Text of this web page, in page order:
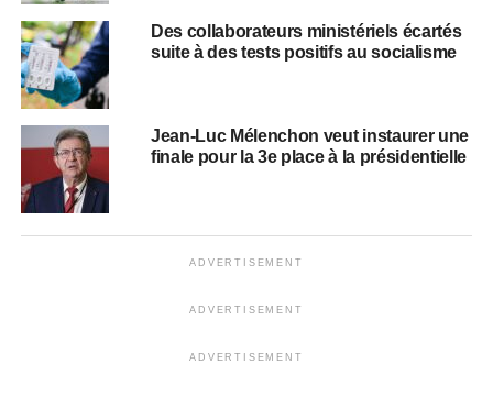
Des collaborateurs ministériels écartés
suite à des tests positifs au socialisme
Jean-Luc Mélenchon veut instaurer une
finale pour la 3e place à la présidentielle
ADVERTISEMENT
ADVERTISEMENT
ADVERTISEMENT